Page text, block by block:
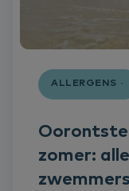
ALLERGENS
zomer: